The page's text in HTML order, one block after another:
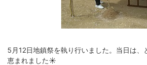
5月12日地鎮祭を執り行いました。当日は、
恵まれました☀